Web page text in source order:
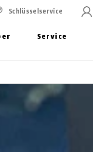
Service
Schlüssel­service